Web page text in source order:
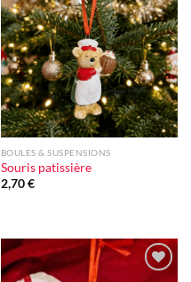
Ajouter
à la liste
d'envie
BOULES & SUSPENSIONS
Souris patissière
2,70€